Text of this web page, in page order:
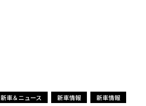
新車＆ニュース 新車情報 新車情報